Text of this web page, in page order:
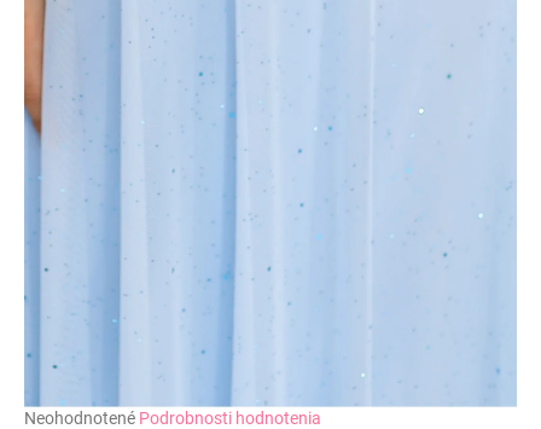
Priemerné
Neohodnotené Podrobnosti hodnotenia